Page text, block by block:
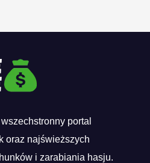
portal
oraz najświeższych
i zarabiania hasju.